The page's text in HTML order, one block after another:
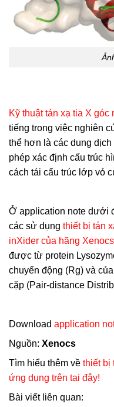
Kỹ thuật tán xạ tia X góc
tiếng trong việc nghiên
thể hơn là các dung
phép xác định cấu trúc
cách tái cấu trúc lớp vỏ
Ở application note dưới
các sử dụng thiết bị tán
inXider của hãng Xenocs
được từ protein
chuyển động (Rg) và
cặp (Pair-distance
Download application
Nguồn: Xenocs
Tìm hiểu thêm về thiết bị
ứng dụng trên tại đây!
Bài viết liên quan: